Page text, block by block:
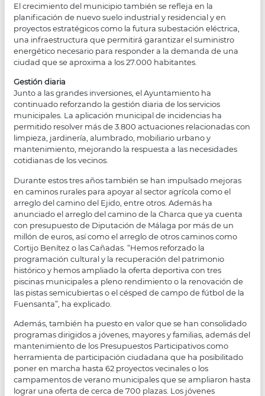
El crecimiento del municipio también se refleja en la
planificación de nuevo suelo industrial y residencial y en
proyectos estratégicos como la futura subestación eléctrica,
una infraestructura que permitirá garantizar el suministro
energético necesario para responder a la demanda de una
ciudad que se aproxima a los 27.000 habitantes.
Gestión diaria
Junto a las grandes inversiones, el Ayuntamiento ha
continuado reforzando la gestión diaria de los servicios
municipales. La aplicación municipal de incidencias ha
permitido resolver más de 3.800 actuaciones relacionadas con
limpieza, jardinería, alumbrado, mobiliario urbano y
mantenimiento, mejorando la respuesta a las necesidades
cotidianas de los vecinos.
Durante estos tres años también se han impulsado mejoras
en caminos rurales para apoyar al sector agrícola como el
arreglo del camino del Ejido, entre otros. Además ha
anunciado el arreglo del camino de la Charca que ya cuenta
con presupuesto de Diputación de Málaga por más de un
millón de euros, así como el arreglo de otros caminos como
Cortijo Benítez o las Cañadas. “Hemos reforzado la
programación cultural y la recuperación del patrimonio
histórico y hemos ampliado la oferta deportiva con tres
piscinas municipales a pleno rendimiento o la renovación de
las pistas semicubiertas o el césped de campo de fútbol de la
Fuensanta”, ha explicado.
Además, también ha puesto en valor que se han consolidado
programas dirigidos a jóvenes, mayores y familias, además del
mantenimiento de los Presupuestos Participativos como
herramienta de participación ciudadana que ha posibilitado
poner en marcha hasta 62 proyectos vecinales o los
campamentos de verano municipales que se ampliaron hasta
lograr una oferta de cerca de 700 plazas. Los jóvenes